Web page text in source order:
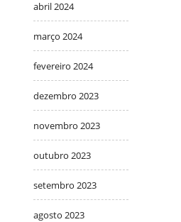
abril 2024
março 2024
fevereiro 2024
dezembro 2023
novembro 2023
outubro 2023
setembro 2023
agosto 2023